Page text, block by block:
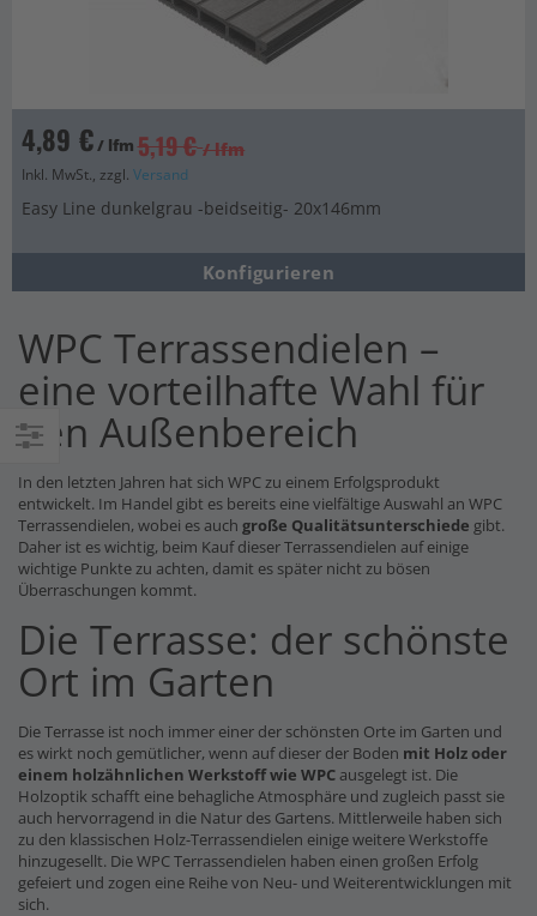
4,89 €/ lfm 5,19 € / lfm
Inkl. MwSt., zzgl. Versand
Easy Line dunkelgrau -beidseitig- 20x146mm
Konfigurieren
WPC Terrassendielen –
eine vorteilhafte Wahl für
den Außenbereich
In den letzten Jahren hat sich WPC zu einem Erfolgsprodukt
entwickelt. Im Handel gibt es bereits eine vielfältige Auswahl an WPC
Terrassendielen, wobei es auch große Qualitätsunterschiede gibt.
Daher ist es wichtig, beim Kauf dieser Terrassendielen auf einige
wichtige Punkte zu achten, damit es später nicht zu bösen
Überraschungen kommt.
Die Terrasse: der schönste
Ort im Garten
Die Terrasse ist noch immer einer der schönsten Orte im Garten und
es wirkt noch gemütlicher, wenn auf dieser der Boden mit Holz oder
einem holzähnlichen Werkstoff wie WPCausgelegt ist. Die
Holzoptik schafft eine behagliche Atmosphäre und zugleich passt sie
auch hervorragend in die Natur des Gartens. Mittlerweile haben sich
zu den klassischen Holz-Terrassendielen einige weitere Werkstoffe
hinzugesellt. Die WPC Terrassendielen haben einen großen Erfolg
gefeiert und zogen eine Reihe von Neu- und Weiterentwicklungen mit
sich.
Einkaufsoptionen